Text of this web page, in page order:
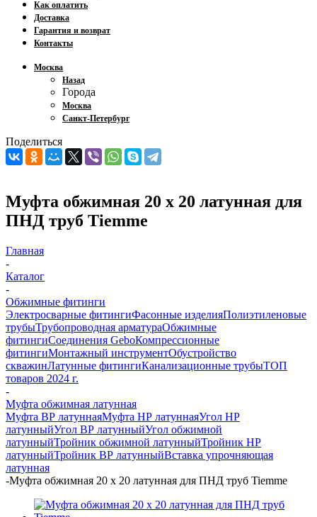
Как оплатить
Доставка
Гарантия и возврат
Контакты
Москва
Назад
Города
Москва
Санкт-Петербург
Поделиться
Муфта обжимная 20 х 20 латунная для
ПНД труб Tiemme
Главная
-
Каталог
-
Обжимные фитинги
Электросварные фитингиФасонные изделияПолиэтиленовые
трубыТрубопроводная арматураОбжимные
фитингиСоединения GeboКомпрессионные
фитингиМонтажный инструментОбустройство
скважинЛатунные фитингиКанализационные трубыТОП
товаров 2024 г.
-
Муфта обжимная латунная
Муфта ВР латуннаяМуфта НР латуннаяУгол НР
латунныйУгол ВР латунныйУгол обжимной
латунныйТройник обжимной латунныйТройник НР
латунныйТройник ВР латунныйВставка упрочняющая
латунная
-Муфта обжимная 20 х 20 латунная для ПНД труб Tiemme